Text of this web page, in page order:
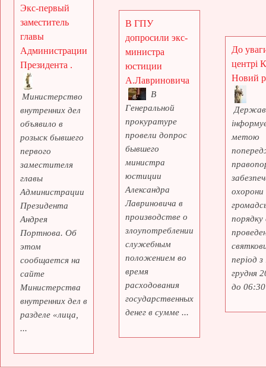
Экс-первый
заместитель
главы
Администрации
Президента .
Министерство
внутренних дел
объявило в
розыск бывшего
первого
заместителя
главы
Администрации
Президента
Андрея
Портнова. Об
этом
сообщается на
сайте
Министерства
внутренних дел в
разделе «лица,
...
В ГПУ
допросили экс-
министра
юстиции
А.Лавриновича
В
Генеральной
прокуратуре
провели допрос
бывшего
министра
юстиции
Александра
Лавриновича в
производстве о
злоупотреблении
служебным
положением во
время
расходования
государственных
денег в сумме ...
До
центрі
Новий
метою
охорони
порядку
період
грудня
до